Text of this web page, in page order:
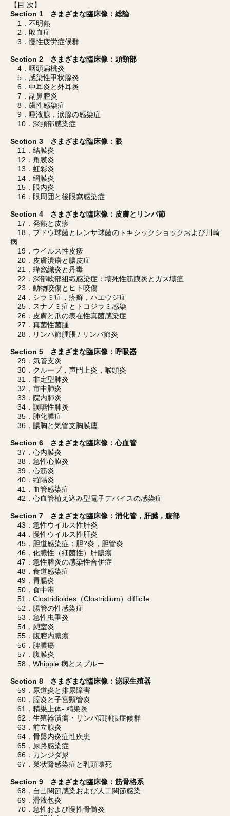
【目 次】
Section 1 さまざまな臨床像：総論
1．不明熱
2．敗血症
3．慢性疲労症候群
Section 2 さまざまな臨床像：頭頸部
4．咽頭扁桃炎
5．感染性甲状腺炎
6．中耳炎と外耳炎
7．副鼻腔炎
8．歯性感染症
9．唾液腺，涙腺の感染症
10．深頸部感染症
Section 3 さまざまな臨床像：眼
11．結膜炎
12．角膜炎
13．虹彩炎
14．網膜炎
15．眼内炎
16．眼周囲と後眼窩感染症
Section 4 さまざまな臨床像：皮膚とリンパ節
17．発熱と皮疹
18．ブドウ球菌とレンサ球菌のトキシックショックおよび川崎
病
19．ウイルス性皮疹
20．皮膚潰瘍と膿皮症
21．蜂窩織炎と丹毒
22．深部軟部組織感染症：壊死性筋膜炎とガス壊疽
23．動物咬傷とヒト咬傷
24．シラミ症，疥癬，ハエウジ症
25．スナノミ症とトコジラミ感染
26．皮膚と爪の表在性真菌感染症
27．真菌性菌腫
28．リンパ節腫脹 / リンパ節炎
Section 5 さまざまな臨床像：呼吸器
29．気管支炎
30．クループ，声門上炎，喉頭炎
31．非定型肺炎
32．市中肺炎
33．院内肺炎
34．誤嚥性肺炎
35．肺化膿症
36．膿胸と気管支胸膜瘻
Section 6 さまざまな臨床像：心血管
37．心内膜炎
38．急性心膜炎
39．心筋炎
40．縦隔炎
41．血管感染症
42．心血管植え込み型電子デバイスの感染症
Section 7 さまざまな臨床像：消化管，肝臓，腹部
43．急性ウイルス性肝炎
44．慢性ウイルス性肝炎
45．胆道感染症：胆?炎，胆管炎
46．化膿性（細菌性）肝膿瘍
47．急性膵炎の感染性合併症
48．食道感染症
49．胃腸炎
50．食中毒
51．Clostridioides（Clostridium）difficile
52．腸管の性感染症
53．急性虫垂炎
54．憩室炎
55．腹腔内膿瘍
56．脾膿瘍
57．腹膜炎
58．Whipple 病とスプルー
Section 8 さまざまな臨床像：泌尿生殖器
59．尿道炎と排尿障害
60．腟炎と子宮頸管炎
61．精巣上体- 精巣炎
62．生殖器潰瘍・リンパ節腫脹症候群
63．前立腺炎
64．骨盤内炎症性疾患
65．尿路感染症
66．カンジダ尿
67．巣状腎感染症と乳頭壊死
Section 9 さまざまな臨床像：筋骨格系
68．自己関節感染および人工関節感染
69．滑液包炎
70．急性および慢性骨髄炎